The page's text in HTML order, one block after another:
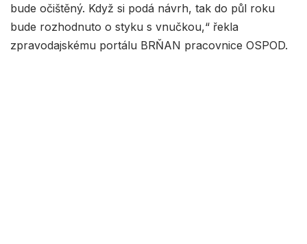
bude očištěný. Když si podá návrh, tak do půl roku
bude rozhodnuto o styku s vnučkou,“ řekla
zpravodajskému portálu BRŇAN pracovnice OSPOD.